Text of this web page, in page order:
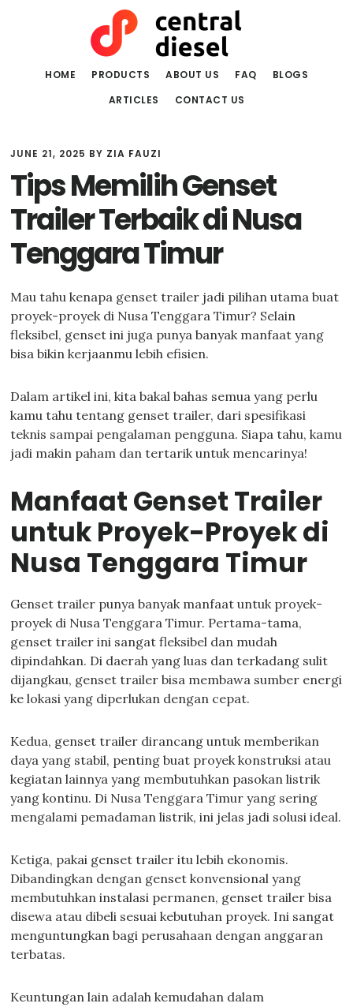
HOME PRODUCTS ABOUT US FAQ
BLOGS
ARTICLES
CONTACT US
JUNE 21, 2025 BY ZIA FAUZI
Tips Memilih Genset
Trailer Terbaik di Nusa
Tenggara Timur
Mau tahu kenapa genset trailer jadi pilihan utama buat
proyek-proyek di Nusa Tenggara Timur? Selain
fleksibel, genset ini juga punya banyak manfaat yang
bisa bikin kerjaanmu lebih efisien.
Dalam artikel ini, kita bakal bahas semua yang perlu
kamu tahu tentang genset trailer, dari spesifikasi
teknis sampai pengalaman pengguna. Siapa tahu, kamu
jadi makin paham dan tertarik untuk mencarinya!
Manfaat Genset Trailer
untuk Proyek-Proyek di
Nusa Tenggara Timur
Genset trailer punya banyak manfaat untuk proyek-
proyek di Nusa Tenggara Timur. Pertama-tama,
genset trailer ini sangat fleksibel dan mudah
dipindahkan. Di daerah yang luas dan terkadang sulit
dijangkau, genset trailer bisa membawa sumber energi
ke lokasi yang diperlukan dengan cepat.
Kedua, genset trailer dirancang untuk memberikan
daya yang stabil, penting buat proyek konstruksi atau
kegiatan lainnya yang membutuhkan pasokan listrik
yang kontinu. Di Nusa Tenggara Timur yang sering
mengalami pemadaman listrik, ini jelas jadi solusi ideal.
Ketiga, pakai genset trailer itu lebih ekonomis.
Dibandingkan dengan genset konvensional yang
membutuhkan instalasi permanen, genset trailer bisa
disewa atau dibeli sesuai kebutuhan proyek. Ini sangat
menguntungkan bagi perusahaan dengan anggaran
terbatas.
Keuntungan lain adalah kemudahan dalam